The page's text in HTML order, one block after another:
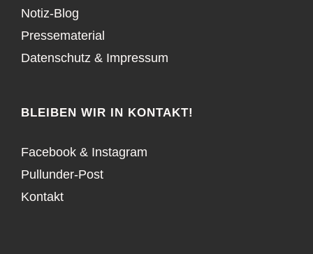
Notiz-Blog
Pressematerial
Datenschutz & Impressum
BLEIBEN WIR IN KONTAKT!
Facebook & Instagram
Pullunder-Post
Kontakt